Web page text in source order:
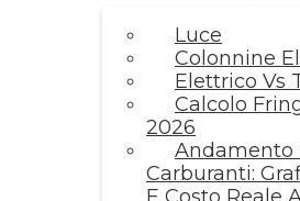
Luce
Colonnine
Elettrico Vs
Calcolo
2026
Andamento
Carburanti: